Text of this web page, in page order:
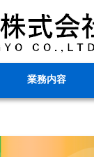
業務内容